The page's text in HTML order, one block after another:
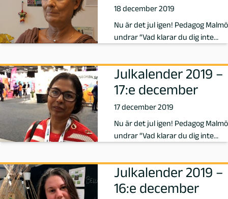
m
ö
18 december 2019
Nu är det jul igen! Pedagog Malmö
undrar “Vad klarar du dig inte
Julkalender 2019 –
17:e december
17 december 2019
Nu är det jul igen! Pedagog Malmö
undrar “Vad klarar du dig inte
Julkalender 2019 –
16:e december